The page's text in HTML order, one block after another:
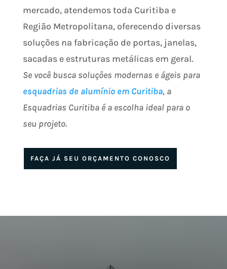
mercado, atendemos toda Curitiba e
Região Metropolitana, oferecendo diversas
soluções na fabricação de portas, janelas,
sacadas e estruturas metálicas em geral.
Se você busca soluções modernas e ágeis para
esquadrias de alumínio em Curitiba, a
Esquadrias Curitiba é a escolha ideal para o
seu projeto.
FAÇA JÁ SEU ORÇAMENTO CONOSCO